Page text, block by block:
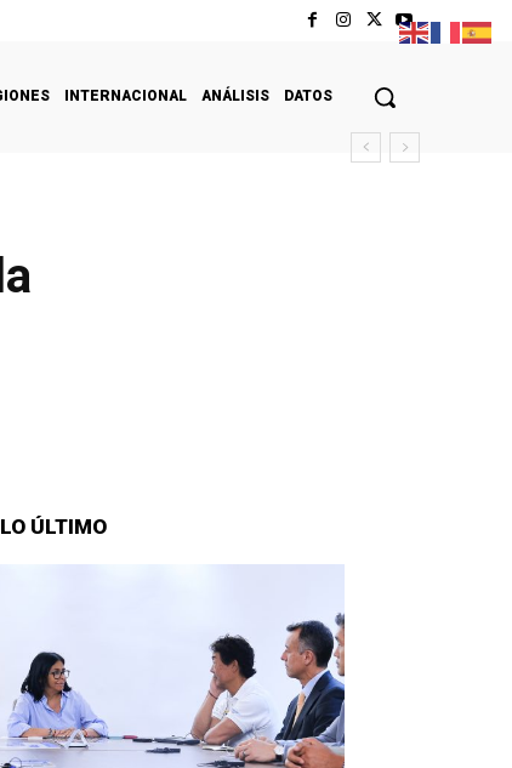
INTERNACIONAL ANÁLISIS DATOS
LO ÚLTIMO